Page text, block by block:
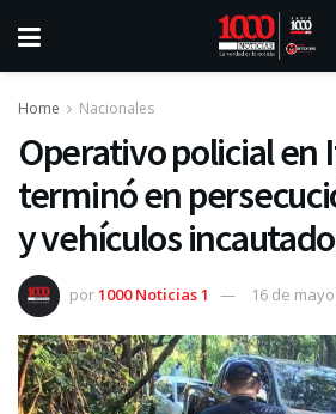
Home Nacionales
Operativo policial en
terminó en
y vehículos
por1000 Noticias 1 16 de